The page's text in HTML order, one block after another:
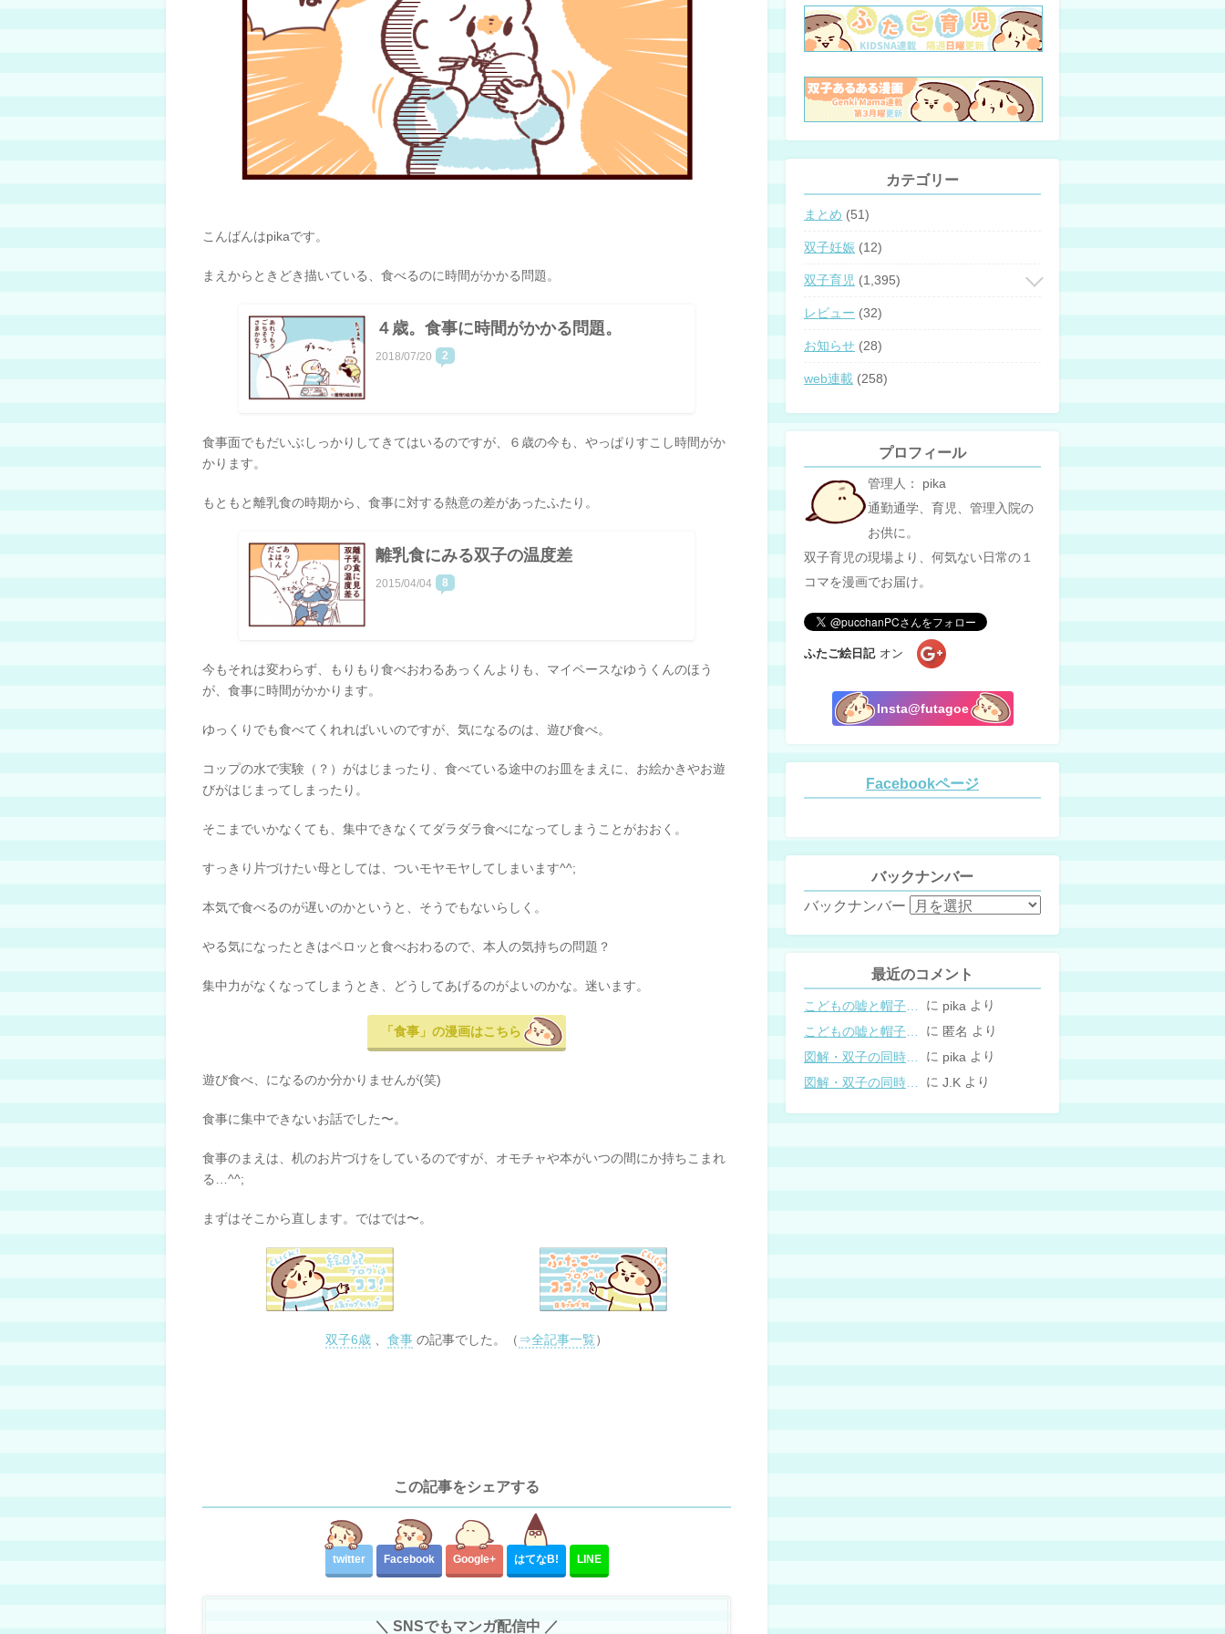
こんばんはpikaです。
まえからときどき描いている、食べるのに時間がかかる問題。
４歳。食事に時間がかかる問題。
2018/07/20 2
食事面でもだいぶしっかりしてきてはいるのですが、６歳の今も、やっぱりすこし時間がか
かります。
もともと離乳食の時期から、食事に対する熱意の差があったふたり。
離乳食にみる双子の温度差
2015/04/04 8
今もそれは変わらず、もりもり食べおわるあっくんよりも、マイペースなゆうくんのほう
が、食事に時間がかかります。
ゆっくりでも食べてくれればいいのですが、気になるのは、遊び食べ。
コップの水で実験（？）がはじまったり、食べている途中のお皿をまえに、お絵かきやお遊
びがはじまってしまったり。
そこまでいかなくても、集中できなくてダラダラ食べになってしまうことがおおく。
すっきり片づけたい母としては、ついモヤモヤしてしまいます^^;
本気で食べるのが遅いのかというと、そうでもないらしく。
やる気になったときはペロッと食べおわるので、本人の気持ちの問題？
集中力がなくなってしまうとき、どうしてあげるのがよいのかな。迷います。
「食事」の漫画はこちら
遊び食べ、になるのか分かりませんが(笑)
食事に集中できないお話でした〜。
食事のまえは、机のお片づけをしているのですが、オモチャや本がいつの間にか持ちこまれ
る…^^;
まずはそこから直します。ではでは〜。
双子6歳 食事 の記事でした。（ ⇒全記事一覧）
この記事をシェアする
twitter Facebook Google+ はてなB! LINE
＼ SNSでもマンガ配信中 ／
カテゴリー
まとめ (51)
双子妊娠 (12)
双子育児 (1,395)
レビュー (32)
お知らせ (28)
web連載 (258)
プロフィール
管理人： pika
通勤通学、育児、管理入院の
お供に。
双子育児の現場より、何気ない日常の１
コマを漫画でお届け。
ふたご絵日記 オン
Insta@futagoe
Facebookページ
バックナンバー
バックナンバー
最近のコメント
こどもの嘘と帽子の修復。キャップのツバが破れた時の直し方 に pika より
に 匿名 より
に pika より
に J.K より